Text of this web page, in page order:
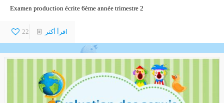
Examen production écrite 6ème année trimestre 2
22 اقرأ أكثر